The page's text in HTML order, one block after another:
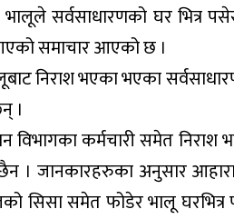
सर्वसाधारणको घर भित्र
समाचार आएको छ ।
निराश भएका भएका
।
कर्मचारी समेत निराश
। जानकारहरुका अनुसार
सिसा समेत फोडेर भालू घरभित्र